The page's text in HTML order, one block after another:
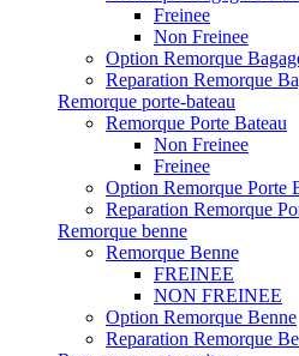
Freinee
Non Freinee
Option Remorque
Reparation Remorque
Remorque porte-bateau
Remorque Porte Bateau
Non Freinee
Freinee
Option Remorque Porte
Reparation Remorque
Remorque benne
Remorque Benne
FREINEE
NON FREINEE
Option Remorque Benne
Reparation Remorque